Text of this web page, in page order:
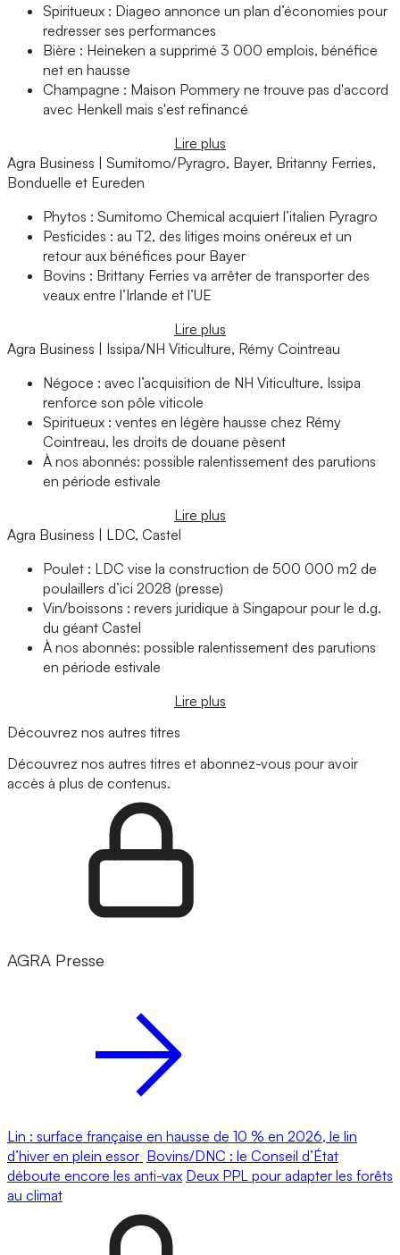
Spiritueux : Diageo annonce un plan d’économies pour
redresser ses performances
Bière : Heineken a supprimé 3 000 emplois, bénéfice
net en hausse
Champagne : Maison Pommery ne trouve pas d'accord
avec Henkell mais s'est refinancé
Lire plus
Agra Business | Sumitomo/Pyragro, Bayer, Britanny Ferries,
Bonduelle et Eureden
Phytos : Sumitomo Chemical acquiert l’italien Pyragro
Pesticides : au T2, des litiges moins onéreux et un
retour aux bénéfices pour Bayer
Bovins : Brittany Ferries va arrêter de transporter des
veaux entre l’Irlande et l’UE
Lire plus
Agra Business | Issipa/NH Viticulture, Rémy Cointreau
Négoce : avec l’acquisition de NH Viticulture, Issipa
renforce son pôle viticole
Spiritueux : ventes en légère hausse chez Rémy
Cointreau, les droits de douane pèsent
À nos abonnés: possible ralentissement des parutions
en période estivale
Lire plus
Agra Business | LDC, Castel
Poulet : LDC vise la construction de 500 000 m2 de
poulaillers d’ici 2028 (presse)
Vin/boissons : revers juridique à Singapour pour le d.g.
du géant Castel
À nos abonnés: possible ralentissement des parutions
en période estivale
Lire plus
Découvrez nos autres titres
Découvrez nos autres titres et abonnez-vous pour avoir
accès à plus de contenus.
AGRA Presse
Lin : surface française en hausse de 10 % en 2026, le lin
d’hiver en plein essor Bovins/DNC : le Conseil d’État
déboute encore les anti-vax Deux PPL pour adapter les forêts
au climat